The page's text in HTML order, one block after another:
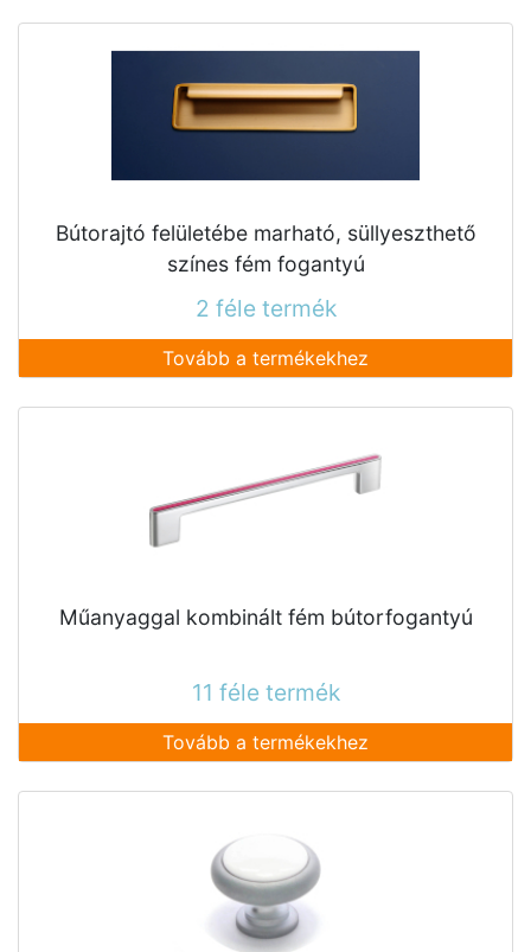
Bútorajtó felületébe marható, süllyeszthető
színes fém fogantyú
2 féle termék
Tovább a termékekhez
Műanyaggal kombinált fém bútorfogantyú
11 féle termék
Tovább a termékekhez